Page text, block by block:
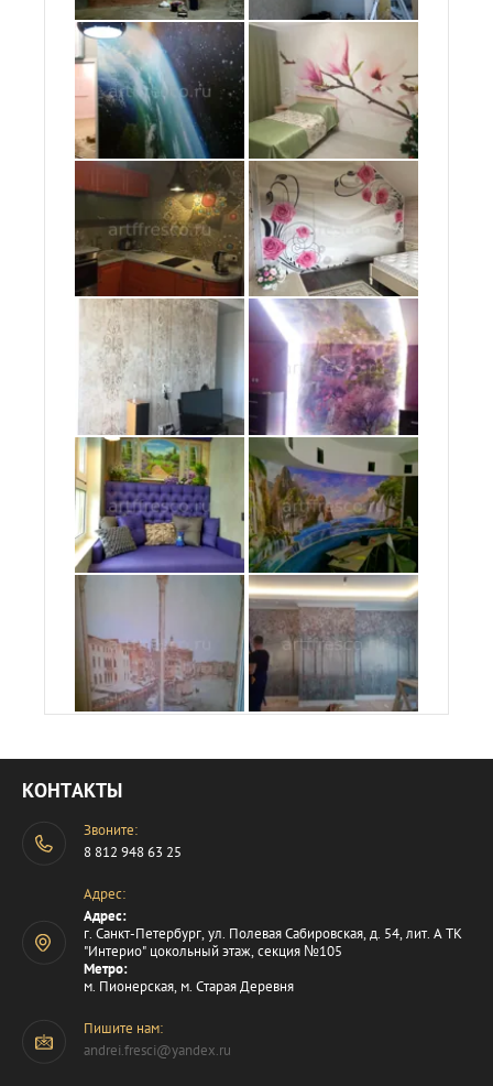
КОНТАКТЫ
Звоните:
8 812 948 63 25
Адрес:
Адрес:
г. Санкт-Петербург, ул. Полевая Сабировская, д. 54, лит. А ТК
"Интерио" цокольный этаж, секция №105
Метро:
м. Пионерская, м. Старая Деревня
Пишите нам:
andrei.fresci@yandex.ru